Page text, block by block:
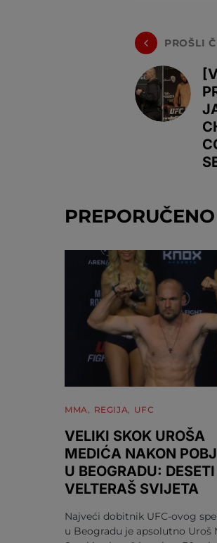
PROŠLI
PREPORUČENO
MMA REGIJA UFC
VELIKI SKOK UROŠA
MEDIĆA NAKON
U BEOGRADU:
VELTERAŠ SVIJETA
Najveći dobitnik UFC-ovog
u Beogradu je apsolutno Uroš